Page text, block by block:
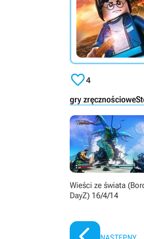
4
gry zręcznościowe
Wieści ze świata
DayZ) 16/4/14